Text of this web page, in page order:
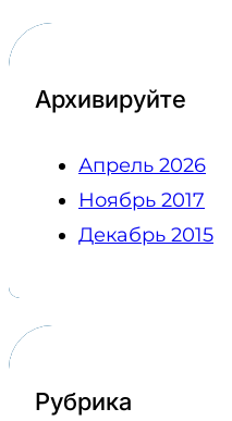
Архивируйте
Апрель 2026
Ноябрь 2017
Декабрь 2015
Рубрика